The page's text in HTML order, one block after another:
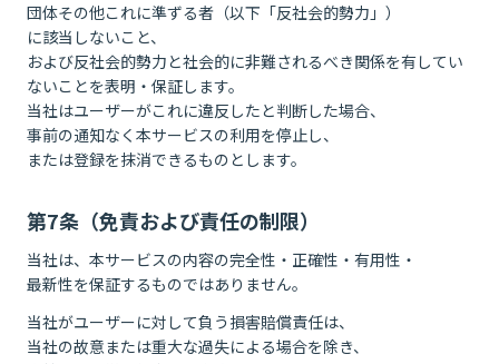
団体その他これに準ずる者（以下「反社会的勢力」）
に該当しないこと、
および反社会的勢力と社会的に非難されるべき関係を有してい
ないことを表明・保証します。
当社はユーザーがこれに違反したと判断した場合、
事前の通知なく本サービスの利用を停止し、
または登録を抹消できるものとします。
第7条（免責および責任の制限）
当社は、本サービスの内容の完全性・正確性・有用性・
最新性を保証するものではありません。
当社がユーザーに対して負う損害賠償責任は、
当社の故意または重大な過失による場合を除き、